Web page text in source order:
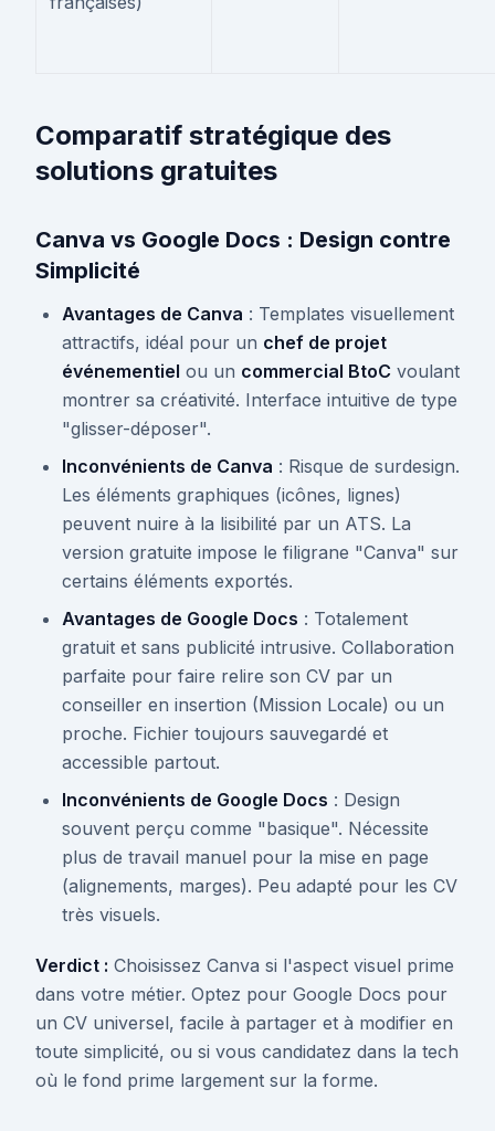
Comparatif stratégique des
solutions gratuites
Canva vs Google Docs : Design contre
Simplicité
Avantages de Canva : Templates visuellement
attractifs, idéal pour un chef de projet
événementiel ou un commercial BtoC voulant
montrer sa créativité. Interface intuitive de type
"glisser-déposer".
Inconvénients de Canva : Risque de surdesign.
Les éléments graphiques (icônes, lignes)
peuvent nuire à la lisibilité par un ATS. La
version gratuite impose le filigrane "Canva" sur
certains éléments exportés.
Avantages de Google Docs : Totalement
gratuit et sans publicité intrusive. Collaboration
parfaite pour faire relire son CV par un
conseiller en insertion (Mission Locale) ou un
proche. Fichier toujours sauvegardé et
accessible partout.
Inconvénients de Google Docs : Design
souvent perçu comme "basique". Nécessite
plus de travail manuel pour la mise en page
(alignements, marges). Peu adapté pour les CV
très visuels.
Verdict : Choisissez Canva si l'aspect visuel prime
dans votre métier. Optez pour Google Docs pour
un CV universel, facile à partager et à modifier en
toute simplicité, ou si vous candidatez dans la tech
où le fond prime largement sur la forme.